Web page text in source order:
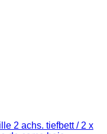
2 achs. tiefbett / 2 x